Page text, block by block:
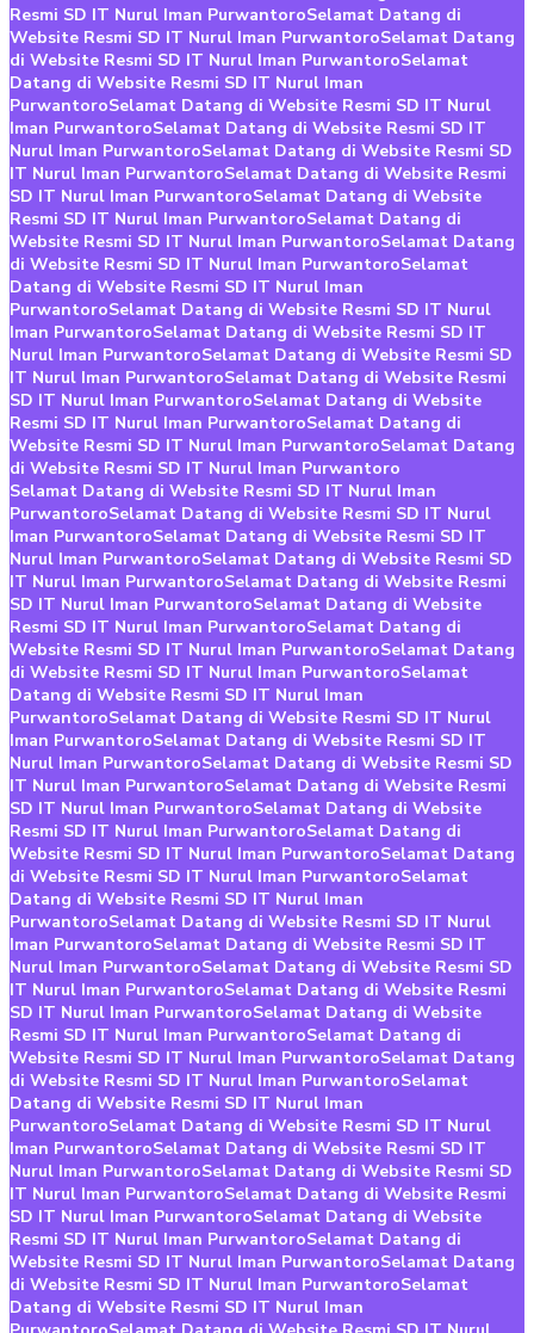
Resmi SD IT Nurul Iman PurwantoroSelamat Datang di
Website Resmi SD IT Nurul Iman PurwantoroSelamat Datang
di Website Resmi SD IT Nurul Iman PurwantoroSelamat
Datang di Website Resmi SD IT Nurul Iman
PurwantoroSelamat Datang di Website Resmi SD IT Nurul
Iman PurwantoroSelamat Datang di Website Resmi SD IT
Nurul Iman PurwantoroSelamat Datang di Website Resmi SD
IT Nurul Iman PurwantoroSelamat Datang di Website Resmi
SD IT Nurul Iman PurwantoroSelamat Datang di Website
Resmi SD IT Nurul Iman PurwantoroSelamat Datang di
Website Resmi SD IT Nurul Iman PurwantoroSelamat Datang
di Website Resmi SD IT Nurul Iman PurwantoroSelamat
Datang di Website Resmi SD IT Nurul Iman
PurwantoroSelamat Datang di Website Resmi SD IT Nurul
Iman PurwantoroSelamat Datang di Website Resmi SD IT
Nurul Iman PurwantoroSelamat Datang di Website Resmi SD
IT Nurul Iman PurwantoroSelamat Datang di Website Resmi
SD IT Nurul Iman PurwantoroSelamat Datang di Website
Resmi SD IT Nurul Iman PurwantoroSelamat Datang di
Website Resmi SD IT Nurul Iman PurwantoroSelamat Datang
di Website Resmi SD IT Nurul Iman Purwantoro
Selamat Datang di Website Resmi SD IT Nurul Iman
PurwantoroSelamat Datang di Website Resmi SD IT Nurul
Iman PurwantoroSelamat Datang di Website Resmi SD IT
Nurul Iman PurwantoroSelamat Datang di Website Resmi SD
IT Nurul Iman PurwantoroSelamat Datang di Website Resmi
SD IT Nurul Iman PurwantoroSelamat Datang di Website
Resmi SD IT Nurul Iman PurwantoroSelamat Datang di
Website Resmi SD IT Nurul Iman PurwantoroSelamat Datang
di Website Resmi SD IT Nurul Iman PurwantoroSelamat
Datang di Website Resmi SD IT Nurul Iman
PurwantoroSelamat Datang di Website Resmi SD IT Nurul
Iman PurwantoroSelamat Datang di Website Resmi SD IT
Nurul Iman PurwantoroSelamat Datang di Website Resmi SD
IT Nurul Iman PurwantoroSelamat Datang di Website Resmi
SD IT Nurul Iman PurwantoroSelamat Datang di Website
Resmi SD IT Nurul Iman PurwantoroSelamat Datang di
Website Resmi SD IT Nurul Iman PurwantoroSelamat Datang
di Website Resmi SD IT Nurul Iman PurwantoroSelamat
Datang di Website Resmi SD IT Nurul Iman
PurwantoroSelamat Datang di Website Resmi SD IT Nurul
Iman PurwantoroSelamat Datang di Website Resmi SD IT
Nurul Iman PurwantoroSelamat Datang di Website Resmi SD
IT Nurul Iman PurwantoroSelamat Datang di Website Resmi
SD IT Nurul Iman PurwantoroSelamat Datang di Website
Resmi SD IT Nurul Iman PurwantoroSelamat Datang di
Website Resmi SD IT Nurul Iman PurwantoroSelamat Datang
di Website Resmi SD IT Nurul Iman PurwantoroSelamat
Datang di Website Resmi SD IT Nurul Iman
PurwantoroSelamat Datang di Website Resmi SD IT Nurul
Iman PurwantoroSelamat Datang di Website Resmi SD IT
Nurul Iman PurwantoroSelamat Datang di Website Resmi SD
IT Nurul Iman PurwantoroSelamat Datang di Website Resmi
SD IT Nurul Iman PurwantoroSelamat Datang di Website
Resmi SD IT Nurul Iman PurwantoroSelamat Datang di
Website Resmi SD IT Nurul Iman PurwantoroSelamat Datang
di Website Resmi SD IT Nurul Iman PurwantoroSelamat
Datang di Website Resmi SD IT Nurul Iman